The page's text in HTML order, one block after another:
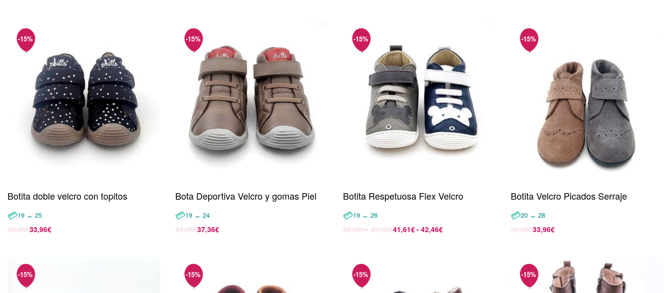
Botita doble velcro con topitos
19 ↔ 25
39,95€33,96€
Bota Deportiva Velcro y gomas Piel
19 ↔ 24
43,95€37,36€
Botita Respetuosa Flex Velcro
19 ↔ 26
48,95€ 49,95€41,61€ 42,46€
Botita Velcro Picados Serraje
20 ↔ 28
39,95€33,96€